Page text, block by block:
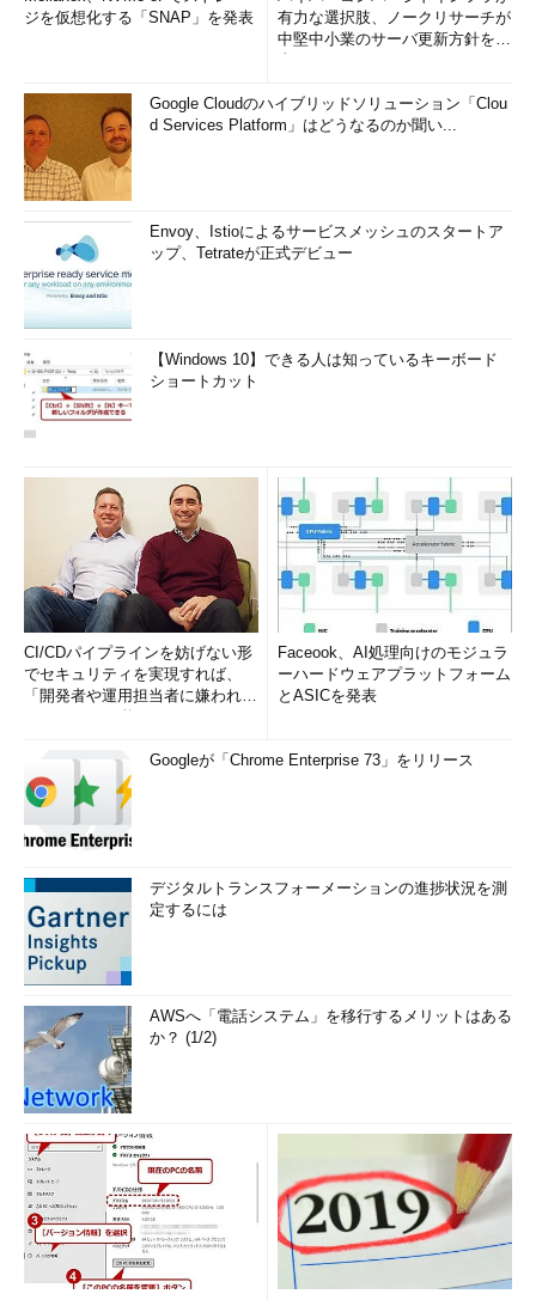
ジを仮想化する「SNAP」を発表
有力な選択肢、ノークリサーチが
中堅中小業のサーバ更新方針を調
Google Cloudのハイブリッドソリューション「Clou
d Services Platform」はどうなるのか聞い...
Envoy、Istioによるサービスメッシュのスタートア
ップ、Tetrateが正式デビュー
【Windows 10】できる人は知っているキーボード
ショートカット
CI/CDパイプラインを妨げない形
でセキュリティを実現すれば、
「開発者や運用担当者に嫌われな
Faceook、AI処理向けのモジュラ
ーハードウェアプラットフォーム
とASICを発表
Googleが「Chrome Enterprise 73」をリリース
デジタルトランスフォーメーションの進捗状況を測
定するには
AWSへ「電話システム」を移行するメリットはある
か？ (1/2)